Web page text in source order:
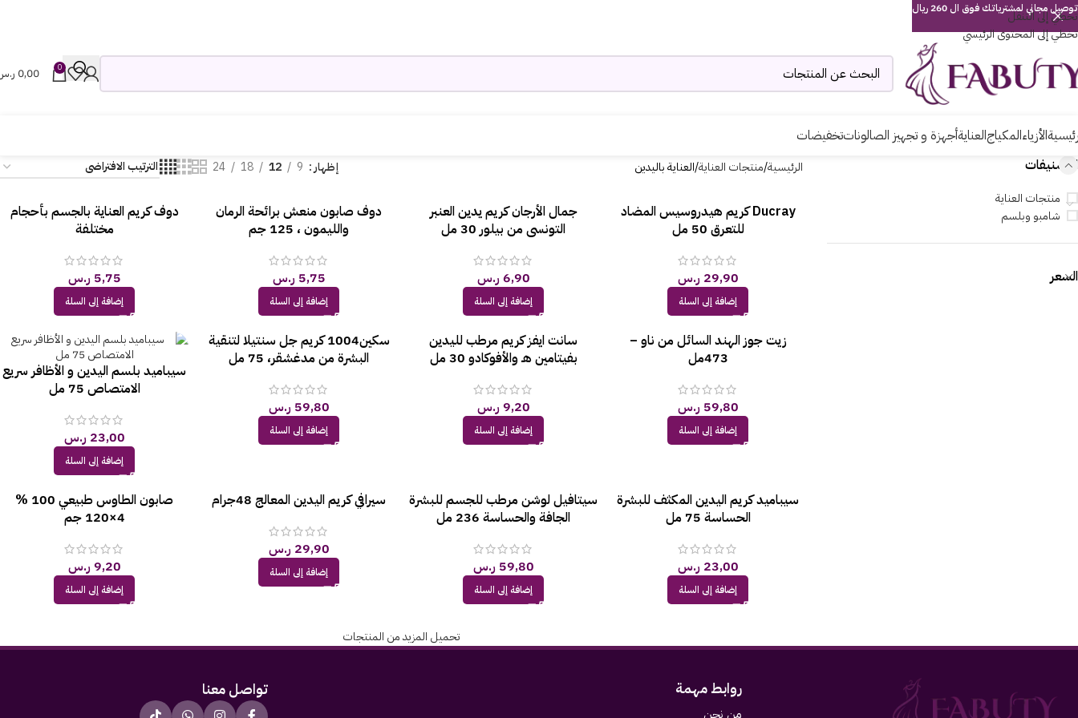
تخطي إلى التنقل
تخطي إلى المحتوى الرئيسي
0
0,00
الأزياءالمكياجالعنايةأجهزة و تجهيز الصالوناتتخفيضات
التصنيفات
منتجات العناية
شامبو وبلسم
السعر
الرئيسية منتجات العناية العناية باليدين إظهار 9
12
18
24
Ducray كريم هيدروسيس المضاد
للتعرق 50 مل
29,90 ر.س
إضافة إلى السلة
جمال الأرجان كريم يدين العنبر
التونسي من بيلور 30 مل
6,90ر.س
إضافة إلى السلة
دوف صابون منعش برائحة الرمان
والليمون ، 125 جم
5,75 ر.س
إضافة إلى السلة
دوف كريم العناية بالجسم بأحجام
مختلفة
5,75 ر.س
إضافة إلى السلة
زيت جوز الهند السائل من ناو –
473مل
59,80 ر.س
إضافة إلى السلة
سانت ايفز كريم مرطب لليدين
بفيتامين هـ والأفوكادو 30 مل
9,20ر.س
إضافة إلى السلة
سكين1004 كريم جل سنتيلا لتنقية
البشرة من مدغشقر، 75 مل
59,80 ر.س
إضافة إلى السلة
سيباميد بلسم اليدين و الأظافر سريع
الامتصاص 75 مل
23,00 ر.س
إضافة إلى السلة
سيباميد كريم اليدين المكثف للبشرة
الحساسة 75 مل
23,00 ر.س
إضافة إلى السلة
سيتافيل لوشن مرطب للجسم للبشرة
الجافة والحساسة 236 مل
59,80 ر.س
إضافة إلى السلة
سيرافي كريم اليدين المعالج 48جرام
29,90 ر.س
إضافة إلى السلة
صابون الطاوس طبيعي 100 %
4×120 جم
9,20ر.س
إضافة إلى السلة
تحميل المزيد من المنتجات
روابط مهمة
من نحن
تواصل معنا
توصيل مجاني لمشترياتك فوق ال 260 ريال